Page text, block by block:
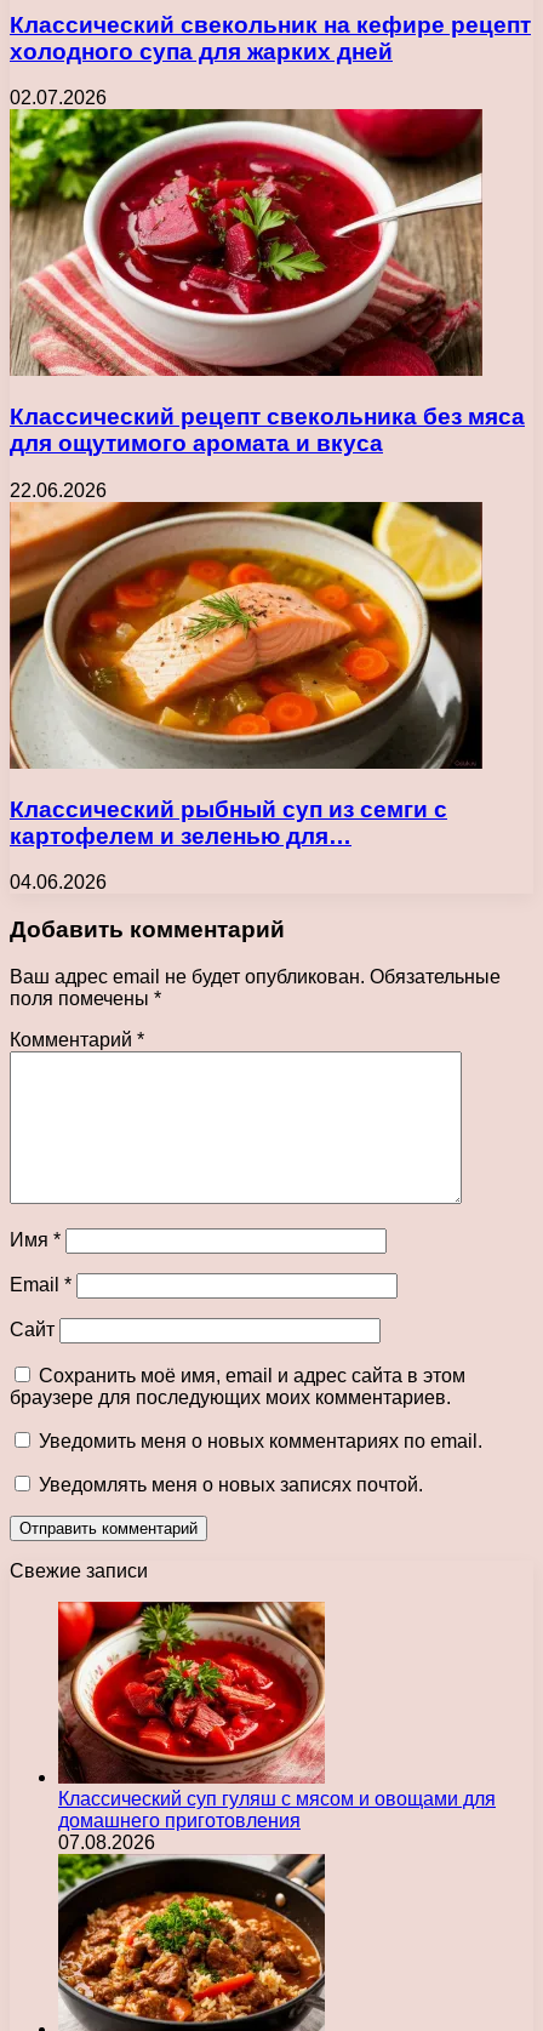
Классический свекольник на кефире рецепт
холодного супа для жарких дней
02.07.2026
Классический рецепт свекольника без мяса
для ощутимого аромата и вкуса
22.06.2026
Классический рыбный суп из семги с
картофелем и зеленью для…
04.06.2026
Добавить комментарий
Ваш адрес email не будет опубликован. Обязательные
поля помечены *
Комментарий *
Имя *
Email *
Сайт
Сохранить моё имя, email и адрес сайта в этом
браузере для последующих моих комментариев.
Уведомить меня о новых комментариях по email.
Уведомлять меня о новых записях почтой.
Свежие записи
Классический суп гуляш с мясом и овощами для
домашнего приготовления
07.08.2026